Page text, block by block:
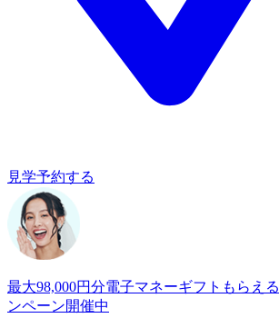
見学予約する
最大98,000円分電子マネーギフトもらえる
ンペーン開催中